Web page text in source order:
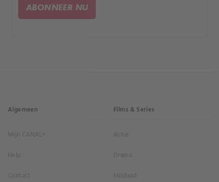
ABONNEER NU
Algemeen
Mijn CANAL+
Help
Contact
Films & Series
Actie
Drama
Misdaad